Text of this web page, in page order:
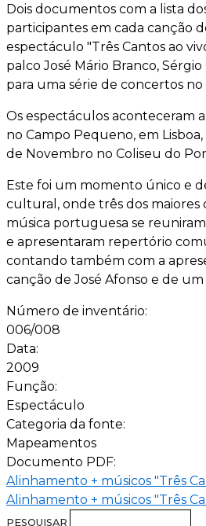
Dois documentos com a lista
participantes em cada canção
espectáculo "Três Cantos ao
palco José Mário Branco,
para uma série de concertos no
Os espectáculos aconteceram
no Campo Pequeno, em
de Novembro no Coliseu do
Este foi um momento único e
cultural, onde três dos maiores
música portuguesa se
e apresentaram repertório
contando também com a
canção de José Afonso e de
Número de inventário:
006/008
Data:
2009
Função:
Espectáculo
Categoria da fonte:
Mapeamentos
Documento PDF:
Alinhamento + músicos "Três
Alinhamento + músicos "Três
PESQUISAR